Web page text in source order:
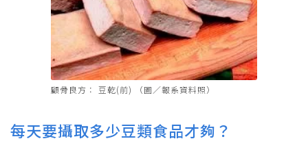
顧骨良方： 豆乾(前) （圖／報系資料照）
每天要攝取多少豆類食品才夠？